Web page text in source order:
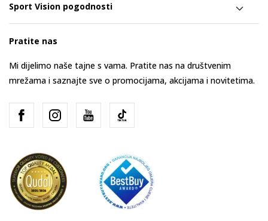
Sport Vision pogodnosti
Pratite nas
Mi dijelimo naše tajne s vama. Pratite nas na društvenim
mrežama i saznajte sve o promocijama, akcijama i novitetima.